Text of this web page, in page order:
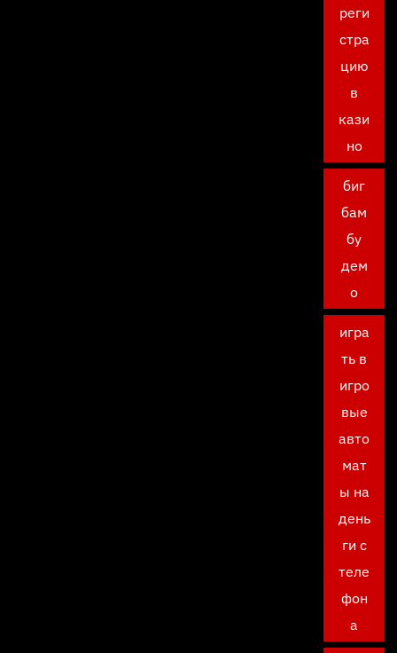
реги
стра
цию
в
кази
но
биг
бам
бу
дем
о
игра
ть в
игро
вые
авто
мат
ы на
день
ги с
теле
фон
а